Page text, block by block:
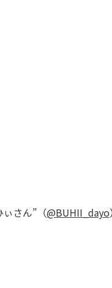
さん”（@BUHII_dayo